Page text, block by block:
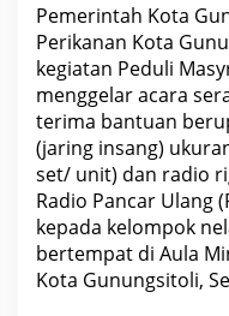
M
e
m
b
e
r
i
k
a
n
B
a
n
u
a
n
Pemerintah Kota
Perikanan Kota
kegiatan Peduli
menggelar acara
terima bantuan
(jaring insang)
set/ unit) dan radio
Radio Pancar Ulang
kepada kelompok
bertempat di Aula
Kota Gunungsitoli,